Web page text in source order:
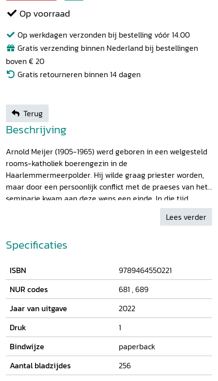
Op voorraad
Op werkdagen verzonden bij bestelling vóór 14.00
Gratis verzending binnen Nederland bij bestellingen
boven € 20
Gratis retourneren binnen 14 dagen
Terug
Beschrijving
Arnold Meijer (1905-1965) werd geboren in een welgesteld
rooms-katholiek boerengezin in de
Haarlemmermeerpolder. Hij wilde graag priester worden,
maar door een persoonlijk conflict met de praeses van het
seminarie kwam aan deze wens een einde. In die tijd
raakte hij in de ban van het fascisme, de laatste grote
politiek-maatschappelijke ideologie na liberalisme,
leider van Zwart Front en later van Nationaal Front. Eind
verboden. Meijer dacht na de Tweede Wereldoorlog vrijuit
te gaan, maar dat was een misrekening. Hij werd
veroordeeld wegens collaboratie. Na zijn vrijlating keerde
hij terug naar zijn landgoed in Oisterwijk waar hij in 1956
een hotel-café-restaurant en bungalowpark oprichtte.
Meijer ging nooit meer de politiek in, maar bleef tot zijn
dood overtuigd van het fascisme. Zijn leven was een vallen
en opstaan met grote teleurstellingen. Deze biografie
geeft voor het eerst een boeiend en compleet overzicht
van het roerige leven van deze markante persoonlijkheid,
Lees verder
Specificaties
ISBN
9789464550221
NUR codes
681 ,689
Jaar van uitgave
2022
Druk
1
Bindwijze
paperback
Aantal bladzijdes
256